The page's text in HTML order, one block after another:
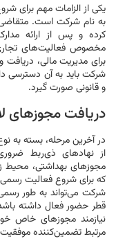
یکی از الزامات مهم برای
به نام شرکت است. متقاضی
کرده و پس از ارائه
مخصوص فعالیت‌های
برای مدیریت مالی، دریافت
شرکت باید به آن دسترسی
و قانونی صورت گیرد.
دریافت مجوزهای
در آخرین مرحله، بسته
از نهادهای ذی‌ربط
مجوزهای بهداشتی، محیط
که برای شروع فعالیت
شرکت می‌تواند به طور رسمی
قطر حضور فعال داشته
نیازمند مجوزهای خاص
مرتبط تضمین‌کننده